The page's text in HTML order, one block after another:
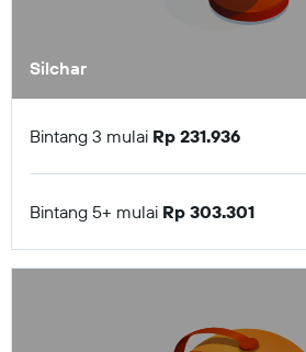
Silchar
Bintang 3 mulai Rp 231.936
Bintang 5+ mulai Rp 303.301